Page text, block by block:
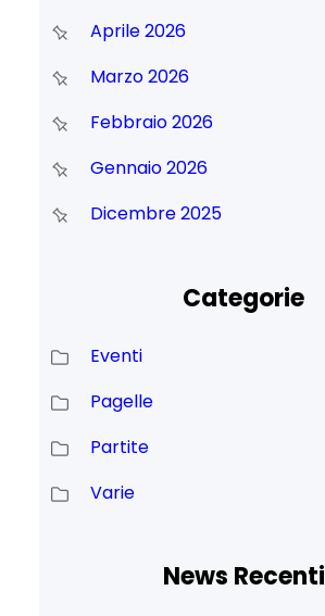
Aprile 2026
Marzo 2026
Febbraio 2026
Gennaio 2026
Dicembre 2025
Categorie
Eventi
Pagelle
Partite
Varie
News Recenti